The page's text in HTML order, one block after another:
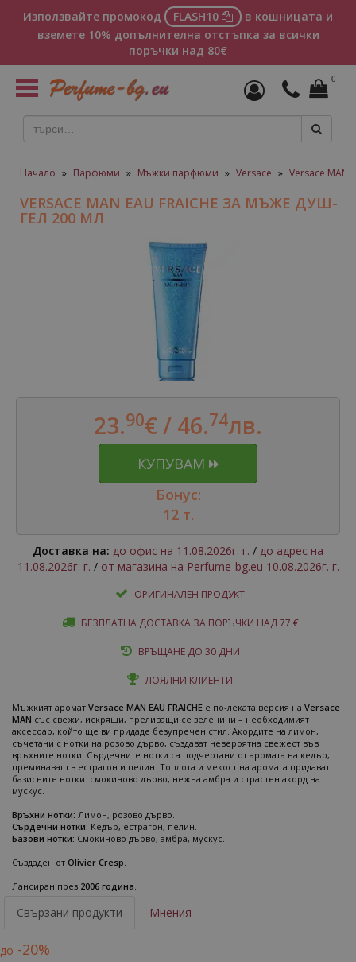
Използвайте промокод FLASH10
в кошницата и
вземете 10% допълнителна отстъпка за всички
поръчки над 80€
Toggle
navigation
0
Начало » Парфюми » Мъжки парфюми » Versace » Versace MAN
VERSACE MAN EAU FRAICHE ЗА МЪЖЕ ДУШ-
ГEЛ 200 МЛ
23.90€ / 46.74лв.
КУПУВАМ
Бонус:
12 т.
Доставка на: до офис на 11.08.2026г. г. / до адрес на
11.08.2026г. г. / от магазина на Perfume-bg.eu 10.08.2026г. г.
ОРИГИНАЛЕН ПРОДУКТ
БЕЗПЛАТНА ДОСТАВКА ЗА ПОРЪЧКИ НАД 77 €
ВРЪЩАНЕ ДО 30 ДНИ
ЛОЯЛНИ КЛИЕНТИ
Мъжкият аромат Versace MAN EAU FRAICHE е по-леката версия на Versace
MAN със свежи, искрящи, преливащи се зеленини – необходимият
аксесоар, който ще ви придаде безупречен стил. Акордите на лимон,
съчетани с нотки на розово дърво, създават невероятна свежест във
връхните нотки. Сърдечните нотки са подчертани от аромата на кедър,
преминаващ в естрагон и пелин. Топлота и мекост на аромата придават
базисните нотки: смокиново дърво, нежна амбра и страстен акорд на
мускус.
Връхни нотки: Лимон, розово дърво.
Сърдечни нотки: Кедър, естрагон, пелин.
Базови нотки: Смокиново дърво, амбра, мускус.
Създаден от Olivier Cresp.
Лансиран през 2006 година.
Свързани продукти Мнения
до -20%